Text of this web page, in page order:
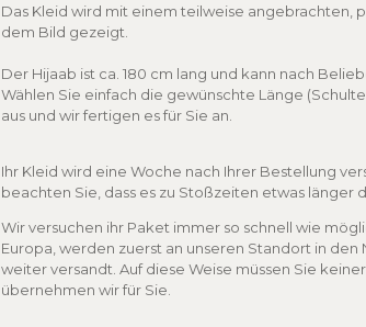
Das Kleid wird mit einem teilweise angebrachten,
dem Bild gezeigt.
Der Hijaab ist ca. 180 cm lang und kann nach
Wählen Sie einfach die gewünschte Länge
aus und wir fertigen es für Sie an.
Ihr Kleid wird eine Woche nach Ihrer Bestellung
beachten Sie, dass es zu Stoßzeiten etwas länger
Wir versuchen ihr Paket immer so schnell wie
Europa, werden zuerst an unseren Standort in
weiter versandt. Auf diese Weise müssen Sie
übernehmen wir für Sie.